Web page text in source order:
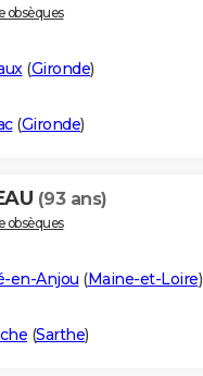
obsèques
(Gironde)
(Gironde)
(93 ans)
obsèques
en-Anjou (Maine-et-Loire)
(Sarthe)